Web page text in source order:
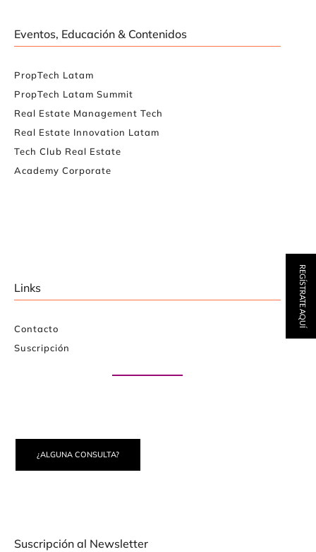
Eventos, Educación & Contenidos
PropTech Latam
PropTech Latam Summit
Real Estate Management Tech
Real Estate Innovation Latam
Tech Club Real Estate
Academy Corporate
Links
Contacto
Suscripción
¿ALGUNA CONSULTA?
Suscripción al Newsletter
REGÍSTRATE AQUÍ